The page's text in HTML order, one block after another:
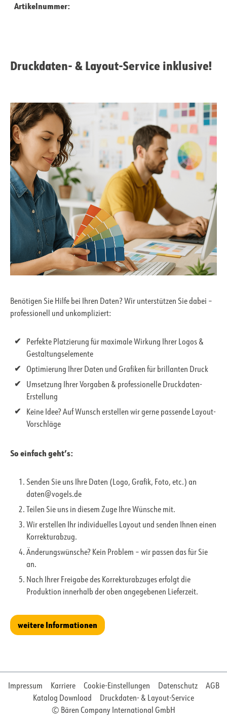
Artikelnummer:
Druckdaten- & Layout-Service inklusive!
Benötigen Sie Hilfe bei Ihren Daten? Wir unterstützen Sie dabei –
professionell und unkompliziert:
Perfekte Platzierung für maximale Wirkung Ihrer Logos &
Gestaltungselemente
Optimierung Ihrer Daten und Grafiken für brillanten Druck
Umsetzung Ihrer Vorgaben & professionelle Druckdaten-
Erstellung
Keine Idee? Auf Wunsch erstellen wir gerne passende Layout-
Vorschläge
So einfach geht’s:
Senden Sie uns Ihre Daten (Logo, Grafik, Foto, etc.) an
daten@vogels.de
Teilen Sie uns in diesem Zuge Ihre Wünsche mit.
Wir erstellen Ihr individuelles Layout und senden Ihnen einen
Korrekturabzug.
Änderungswünsche? Kein Problem – wir passen das für Sie
an.
Nach Ihrer Freigabe des Korrekturabzuges erfolgt die
Produktion innerhalb der oben angegebenen Lieferzeit.
weitere Informationen
Impressum Karriere Cookie-Einstellungen Datenschutz
AGB
Katalog Download
Druckdaten- & Layout-Service
© Bären Company International GmbH